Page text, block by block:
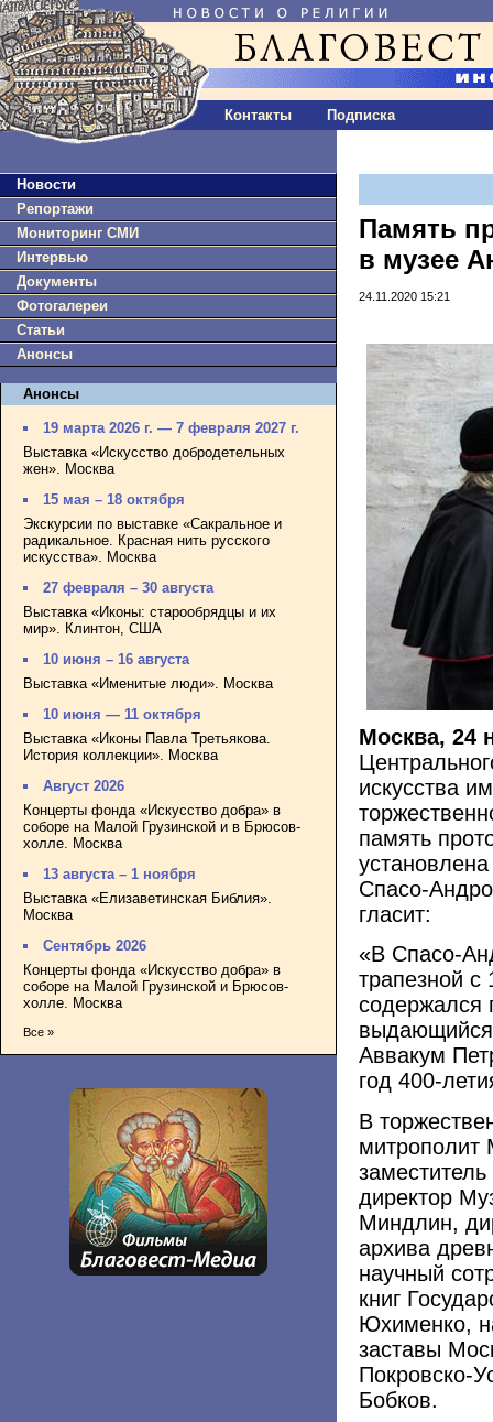
Контакты Подписка
Новости
Репортажи
Мониторинг СМИ
Интервью
Документы
Фотогалереи
Статьи
Анонсы
Анонсы
19 марта 2026 г. — 7 февраля 2027 г.
Выставка «Искусство добродетельных
жен». Москва
15 мая – 18 октября
Экскурсии по выставке «Сакральное и
радикальное. Красная нить русского
искусства». Москва
27 февраля – 30 августа
Выставка «Иконы: старообрядцы и их
мир». Клинтон, США
10 июня – 16 августа
Выставка «Именитые люди». Москва
10 июня — 11 октября
Выставка «Иконы Павла Третьякова.
История коллекции». Москва
Август 2026
Концерты фонда «Искусство добра» в
соборе на Малой Грузинской и в Брюсов-
холле. Москва
13 августа – 1 ноября
Выставка «Елизаветинская Библия».
Москва
Сентябрь 2026
Концерты фонда «Искусство добра» в
соборе на Малой Грузинской и Брюсов-
холле. Москва
Все »
Память
в музее
24.11.2020 15:21
Москва, 24
искусства
память
Спасо-
гласит:
«В Спасо-
трапезной с
содержался
выдающийся
Аввакум
год 400-
В
митрополит
директор
Миндлин,
архива
научный
книг
Юхименко,
заставы
Покровско-
Бобков.